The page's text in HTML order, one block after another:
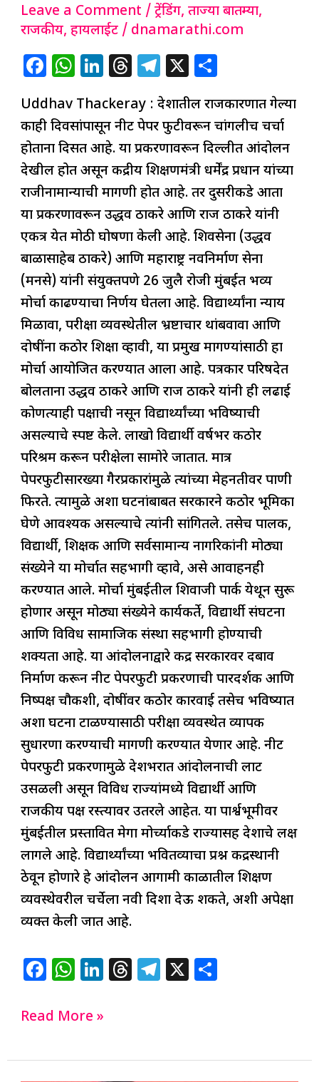
Leave a Comment /ट्रेंडिंग,ताज्या बातम्या,
राजकीय,हायलाईट / dnamarathi.com
F
c
e
b
o
o
k
W
at
s
A
p
p
Li
k
e
dI
n
T
re
a
d
s
T
el
e
g
ra
m
X
ar
e
Uddhav Thackeray : देशातील राजकारणात गेल्या
काही दिवसांपासून नीट पेपर फुटीवरून चांगलीच चर्चा
होताना दिसत आहे. या प्रकरणावरून दिल्लीत आंदोलन
देखील होत असून केंद्रीय शिक्षणमंत्री धर्मेंद्र प्रधान यांच्या
राजीनामान्याची मागणी होत आहे. तर दुसरीकडे आता
या प्रकरणावरून उद्धव ठाकरे आणि राज ठाकरे यांनी
एकत्र येत मोठी घोषणा केली आहे. शिवसेना (उद्धव
बाळासाहेब ठाकरे) आणि महाराष्ट्र नवनिर्माण सेना
(मनसे) यांनी संयुक्तपणे 26 जुलै रोजी मुंबईत भव्य
मोर्चा काढण्याचा निर्णय घेतला आहे. विद्यार्थ्यांना न्याय
मिळावा, परीक्षा व्यवस्थेतील भ्रष्टाचार थांबवावा आणि
दोषींना कठोर शिक्षा व्हावी, या प्रमुख मागण्यांसाठी हा
मोर्चा आयोजित करण्यात आला आहे. पत्रकार परिषदेत
बोलताना उद्धव ठाकरे आणि राज ठाकरे यांनी ही लढाई
कोणत्याही पक्षाची नसून विद्यार्थ्यांच्या भविष्याची
असल्याचे स्पष्ट केले. लाखो विद्यार्थी वर्षभर कठोर
परिश्रम करून परीक्षेला सामोरे जातात. मात्र
पेपरफुटीसारख्या गैरप्रकारांमुळे त्यांच्या मेहनतीवर पाणी
फिरते. त्यामुळे अशा घटनांबाबत सरकारने कठोर भूमिका
घेणे आवश्यक असल्याचे त्यांनी सांगितले. तसेच पालक,
विद्यार्थी, शिक्षक आणि सर्वसामान्य नागरिकांनी मोठ्या
संख्येने या मोर्चात सहभागी व्हावे, असे आवाहनही
करण्यात आले. मोर्चा मुंबईतील शिवाजी पार्क येथून सुरू
होणार असून मोठ्या संख्येने कार्यकर्ते, विद्यार्थी संघटना
आणि विविध सामाजिक संस्था सहभागी होण्याची
शक्यता आहे. या आंदोलनाद्वारे केंद्र सरकारवर दबाव
निर्माण करून नीट पेपरफुटी प्रकरणाची पारदर्शक आणि
निष्पक्ष चौकशी, दोषींवर कठोर कारवाई तसेच भविष्यात
अशा घटना टाळण्यासाठी परीक्षा व्यवस्थेत व्यापक
सुधारणा करण्याची मागणी करण्यात येणार आहे. नीट
पेपरफुटी प्रकरणामुळे देशभरात आंदोलनाची लाट
उसळली असून विविध राज्यांमध्ये विद्यार्थी आणि
राजकीय पक्ष रस्त्यावर उतरले आहेत. या पार्श्वभूमीवर
मुंबईतील प्रस्तावित मेगा मोर्च्याकडे राज्यासह देशाचे लक्ष
लागले आहे. विद्यार्थ्यांच्या भवितव्याचा प्रश्न केंद्रस्थानी
ठेवून होणारे हे आंदोलन आगामी काळातील शिक्षण
व्यवस्थेवरील चर्चेला नवी दिशा देऊ शकते, अशी अपेक्षा
व्यक्त केली जात आहे.
F
c
b
W
at
A
Li
dI
T
d
T
ra
X
Read More »